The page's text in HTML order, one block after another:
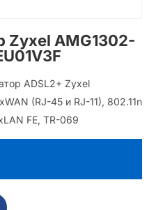
Zyxel AMG1302-
ADSL2+ Zyxel
(RJ-45 и RJ-11), 802.11n
FE, TR-069